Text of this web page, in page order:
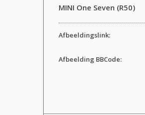
MINI One Seven (R50)
Afbeeldingslink:
Afbeelding BBCode: